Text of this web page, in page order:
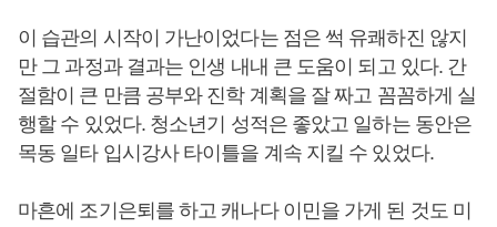
이 습관의 시작이 가난이었다는 점은 썩 유쾌하진 않지
만 그 과정과 결과는 인생 내내 큰 도움이 되고 있다. 간
절함이 큰 만큼 공부와 진학 계획을 잘 짜고 꼼꼼하게 실
행할 수 있었다. 청소년기 성적은 좋았고 일하는 동안은
목동 일타 입시강사 타이틀을 계속 지킬 수 있었다.
마흔에 조기은퇴를 하고 캐나다 이민을 가게 된 것도 미